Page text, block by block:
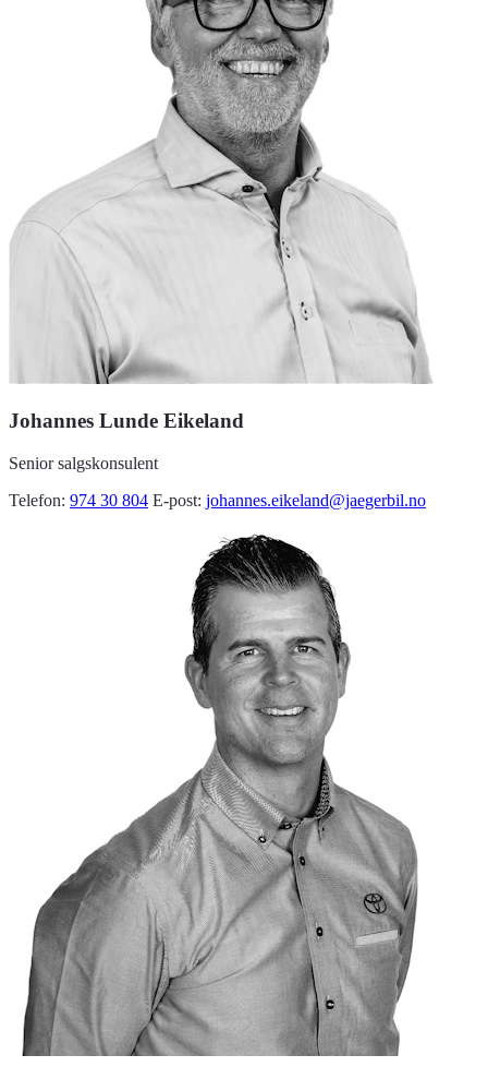
Johannes Lunde Eikeland
Senior salgskonsulent
Telefon: 974 30 804 E-post: johannes.eikeland@jaegerbil.no